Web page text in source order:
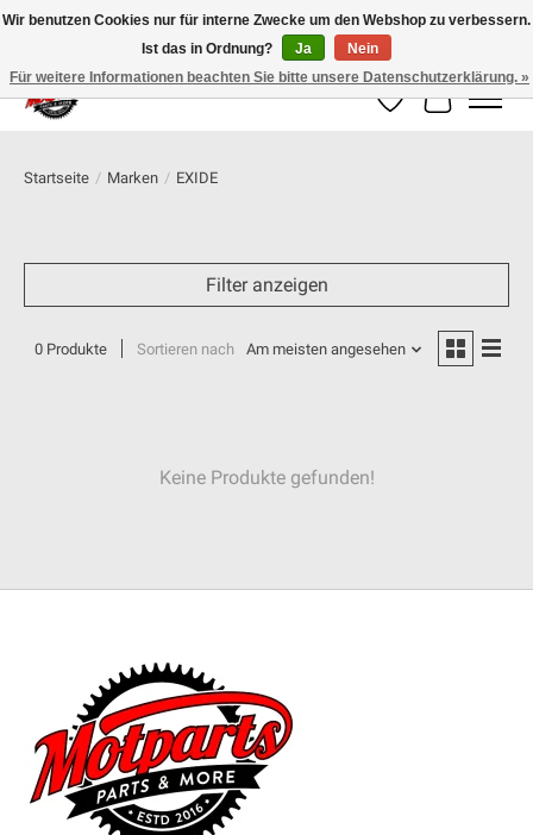
100% schweizer Onlineshop für Dein Motorrad
Wunschzettel
Ihr
Startseite / Marken / EXIDE
Filter anzeigen
0 Produkte Sortieren nach Am meisten angesehen
Keine Produkte gefunden!
Wir benutzen Cookies nur für interne Zwecke um den Webshop zu verbessern.
Ist das in Ordnung?
Ja
Nein
Für weitere Informationen beachten Sie bitte unsere Datenschutzerklärung. »